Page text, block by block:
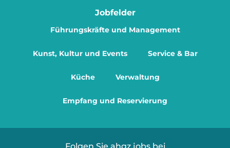
Jobfelder
Führungskräfte und Management
Kunst, Kultur und Events Service & Bar
Küche Verwaltung
Empfang und Reservierung
Folgen Sie ahgz.jobs bei